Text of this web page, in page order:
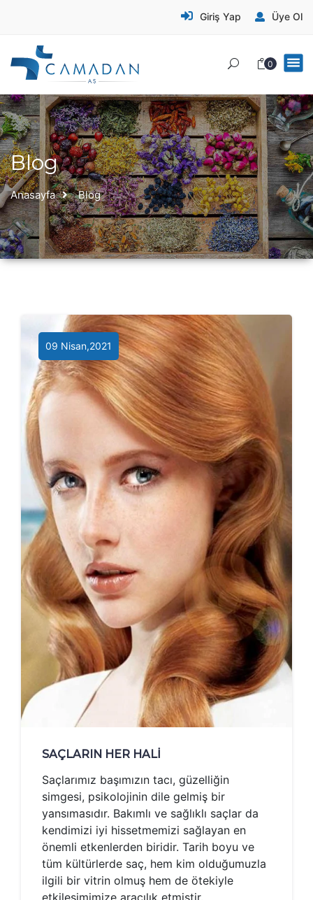
Giriş Yap Üye Ol
0
Blog
Anasayfa Blog
09 Nisan,2021
SAÇLARIN HER HALİ
Saçlarımız başımızın tacı, güzelliğin
simgesi, psikolojinin dile gelmiş bir
yansımasıdır. Bakımlı ve sağlıklı saçlar da
kendimizi iyi hissetmemizi sağlayan en
önemli etkenlerden biridir. Tarih boyu ve
tüm kültürlerde saç, hem kim olduğumuzla
ilgili bir vitrin olmuş hem de ötekiyle